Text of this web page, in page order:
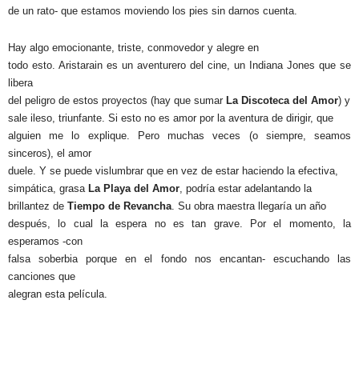
de un rato- que estamos moviendo los pies sin darnos cuenta.
Hay algo emocionante, triste, conmovedor y alegre en
todo esto. Aristarain es un aventurero del cine, un Indiana Jones que se
libera
del peligro de estos proyectos (hay que sumar La Discoteca del Amor) y
sale ileso, triunfante. Si esto no es amor por la aventura de dirigir, que
alguien me lo explique. Pero muchas veces (o siempre, seamos
sinceros), el amor
duele. Y se puede vislumbrar que en vez de estar haciendo la efectiva,
simpática, grasa La Playa del Amor , podría estar adelantando la
brillantez de Tiempo de Revancha . Su obra maestra llegaría un año
después, lo cual la espera no es tan grave. Por el momento, la
esperamos -con
falsa soberbia porque en el fondo nos encantan- escuchando las
canciones que
alegran esta película.